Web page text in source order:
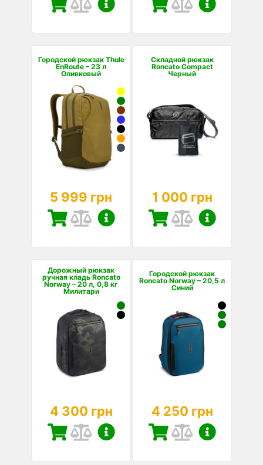
Городской рюкзак Thule
EnRoute – 23 л
Оливковый
5 999 грн
Складной рюкзак
Roncato Compact
Черный
1 000 грн
Дорожный рюкзак
ручная кладь Roncato
Norway – 20 л, 0,8 кг
Милитари
4 300 грн
Городской рюкзак
Roncato Norway – 20,5 л
Синий
4 250 грн